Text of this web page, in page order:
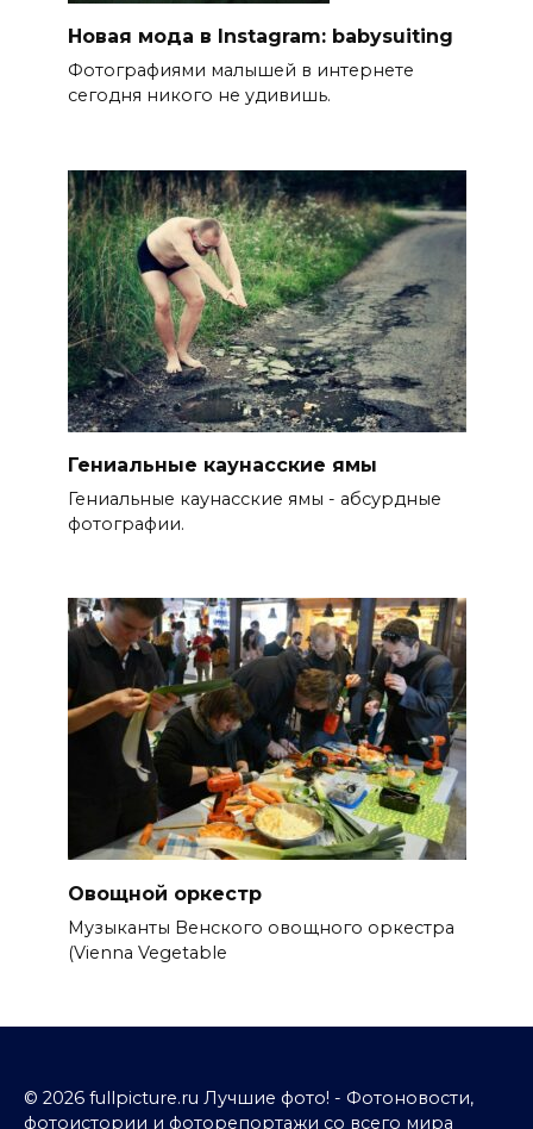
Новая мода в Instagram: babysuiting
Фотографиями малышей в интернете
сегодня никого не удивишь.
Гениальные каунасские ямы
Гениальные каунасские ямы - абсурдные
фотографии.
Овощной оркестр
Музыканты Венского овощного оркестра
(Vienna Vegetable
© 2026 fullpicture.ru Лучшие фото! - Фотоновости,
фотоистории и фоторепортажи со всего мира